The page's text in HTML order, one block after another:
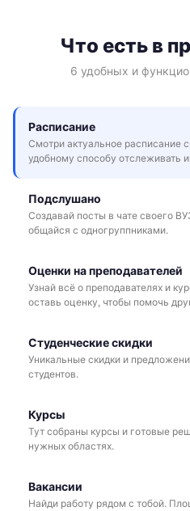
Что есть в
6 удобных и
Расписание
Смотри актуальное расписание
удобному способу отслеживать
Подслушано
Создавай посты в чате своего
общайся с одногруппниками.
Оценки на преподавателей
Узнай всё о преподавателях и
оставь оценку, чтобы помочь
Студенческие скидки
Уникальные скидки и
студентов.
Курсы
Тут собраны курсы и готовые
нужных областях.
Вакансии
Найди работу рядом с тобой.